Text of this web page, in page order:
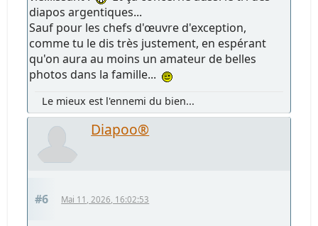
diapos argentiques...
Sauf pour les chefs d'œuvre d'exception,
comme tu le dis très justement, en espérant
qu'on aura au moins un amateur de belles
photos dans la famille...
Le mieux est l'ennemi du bien...
Diapoo®
#6 Mai 11, 2026, 16:02:53